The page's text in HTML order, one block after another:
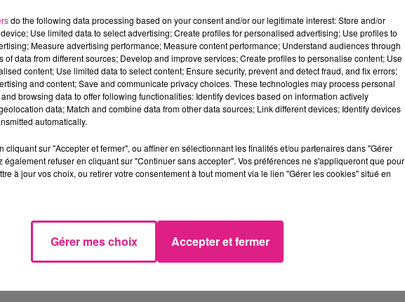
de la
Métropole du Grand Nancy, leCHRU de Nancy
de santé du Grand Nancy (CPTS) se sont
à l'Hôtel de ville.
éligibles à lavaccination. Mais il sera aussi
la fin août dans la salle Chepfer.
do the following data processing based on your consent and/or our legitimate interest: Store and/or
Use limited data to select advertising; Create profiles for personalised advertising; Use profiles to
Measure advertising performance; Measure content performance; Understand audiences through
of data from different sources; Develop and improve services; Create profiles to personalise content; Use
content; Use limited data to select content; Ensure security, prevent and detect fraud, and fix errors;
and content; Save and communicate privacy choices. These technologies may process personal
browsing data to offer following functionalities: Identify devices based on information actively
data; Match and combine data from other data sources; Link different devices; Identify devices
automatically.
cliquant sur "Accepter et fermer", ou affiner en sélectionnant les finalités et/ou partenaires dans "Gérer
également refuser en cliquant sur "Continuer sans accepter". Vos préférences ne s'appliqueront que pour
à jour vos choix, ou retirer votre consentement à tout moment via le lien "Gérer les cookies" situé en
Gérer mes choix Accepter et fermer